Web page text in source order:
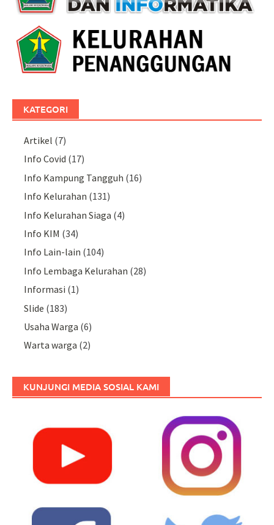
KATEGORI
Artikel (7)
Info Covid (17)
Info Kampung Tangguh (16)
Info Kelurahan (131)
Info Kelurahan Siaga (4)
Info KIM (34)
Info Lain-lain (104)
Info Lembaga Kelurahan (28)
Informasi (1)
Slide (183)
Usaha Warga (6)
Warta warga (2)
KUNJUNGI MEDIA SOSIAL KAMI